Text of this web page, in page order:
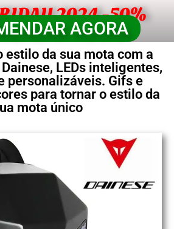
2024 -50%
AGORA
estilo da sua mota com a
LEDs inteligentes,
personalizáveis. Gifs e
para tornar o estilo da
mota único